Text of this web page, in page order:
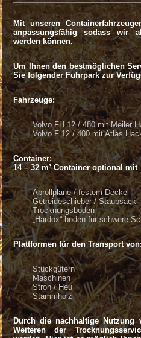
Mit unseren
anpassungsfähig sodass wir
werden können.
Um Ihnen den bestmöglichen
Sie folgender Fuhrpark zur
Fahrzeuge:
Volvo FH 12 / 480 mit Meiler
Volvo F 12 / 400 mit Atlas
Container:
14 – 32 m³ Container optional mit
Abrollplane / festem Deckel
Getreideschieber / Staubsack
Trocknungsboden
„Hardox“-boden für schwere
Plattformen für den Transport
Stückgütern
Maschinen
Stroh / Heu
Stammholz
Durch die nachhaltige Nutzung
Weiteren der